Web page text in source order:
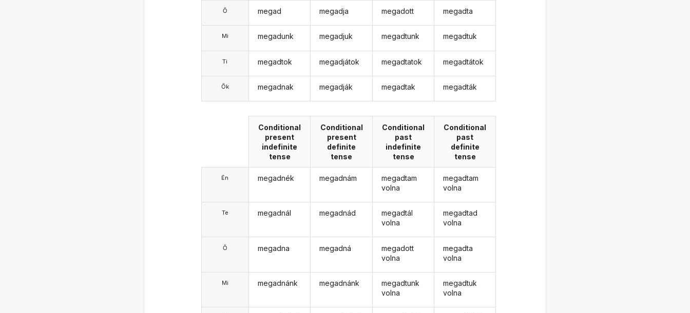
Ő
Mi
Ti
Ők
megad
megadunk
megadtok
megadnak
megadja
megadjuk
megadjátok
megadják
megadott
megadtunk
megadtatok
megadtak
megadta
megadtuk
megadtátok
megadták
Én
Te
Ő
Mi
Conditional
present
indefinite
tense
megadnék
megadnál
megadna
megadnánk
Conditional
present
definite
tense
megadnám
megadnád
megadná
megadnánk
Conditional
past
indefinite
tense
megadtam
volna
megadtál
volna
megadott
volna
megadtunk
volna
Conditional
past
definite
tense
megadtam
volna
megadtad
volna
megadta
volna
megadtuk
volna